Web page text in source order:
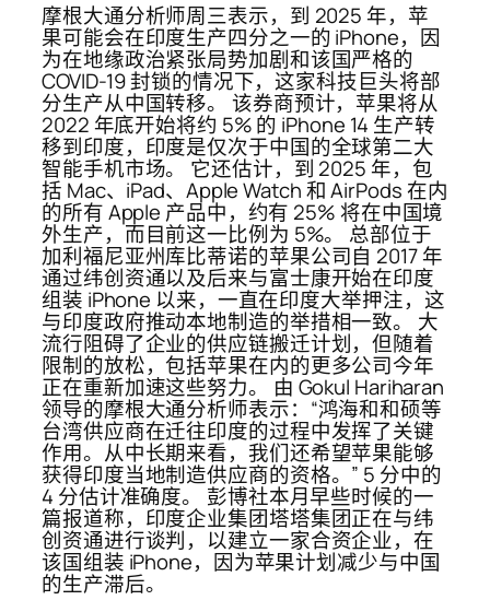
摩根大通分析师周三表示，到 2025 年，苹
果可能会在印​​度生产四分之一的 iPhone，因
为在地缘政治紧张局势加剧和该国严格的
COVID-19 封锁的情况下，这家科技巨头将部
分生产从中国转移。 该券商预计，苹果将从
2022 年底开始将约 5% 的 iPhone 14 生产转
移到印度，印度是仅次于中国的全球第二大
智能手机市场。 它还估计，到 2025 年，包
括 Mac、iPad、Apple Watch 和 AirPods 在内
的所有 Apple 产品中，约有 25% 将在中国境
外生产，而目前这一比例为 5%。 总部位于
加利福尼亚州库比蒂诺的苹果公司自 2017 年
通过纬创资通以及后来与富士康开始在印度
组装 iPhone 以来，一直在印度大举押注，这
与印度政府推动本地制造的举措相一致。 大
流行阻碍了企业的供应链搬迁计划，但随着
限制的放松，包括苹果在内的更多公司今年
正在重新加速这些努力。 由 Gokul Hariharan
领导的摩根大通分析师表示：“鸿海和和硕等
台湾供应商在迁往印度的过程中发挥了关键
作用。从中长期来看，我们还希望苹果能够
获得印度当地制造供应商的资格。” 5 分中的
4 分估计准确度。 彭博社本月早些时候的一
篇报道称，印度企业集团塔塔集团正在与纬
创资通进行谈判，以建立一家合资企业，在
该国组装 iPhone，因为苹果计划减少与中国
的生产滞后。